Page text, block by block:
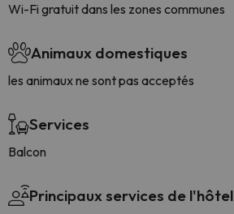
Wi-Fi gratuit dans les zones communes
Animaux domestiques
les animaux ne sont pas acceptés
Services
Balcon
Principaux services de l'hôtel